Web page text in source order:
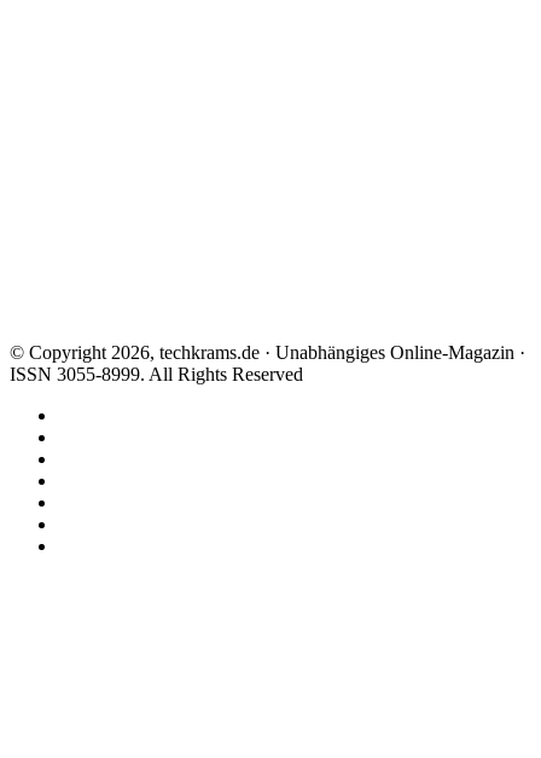
© Copyright 2026, techkrams.de · Unabhängiges Online-Magazin ·
ISSN 3055-8999. All Rights Reserved